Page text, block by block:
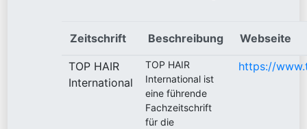
Zeitschrift Beschreibung Webseite
TOP HAIR
International
TOP HAIR
International ist
eine führende
Fachzeitschrift
für die
https://